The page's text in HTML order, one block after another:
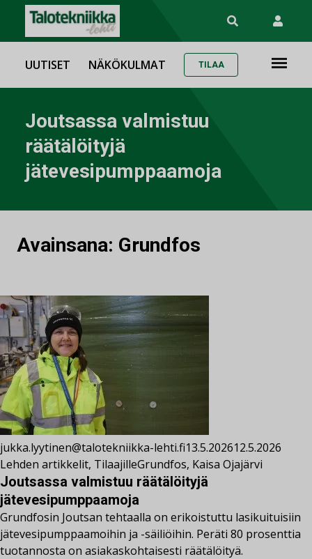
UUTISET NÄKÖKULMAT TILAA
Joutsassa valmistuu
räätälöityjä
jätevesipumppaamoja
Avainsana: Grundfos
jukka.lyytinen@talotekniikka-lehti.fi13.5.202612.5.2026
Lehden artikkelit, TilaajilleGrundfos, Kaisa Ojajärvi
Joutsassa valmistuu räätälöityjä
jätevesipumppaamoja
Grundfosin Joutsan tehtaalla on erikoistuttu lasikuituisiin
jätevesipumppaamoihin ja -säiliöihin. Peräti 80 prosenttia
tuotannosta on asiakaskohtaisesti räätälöityä.